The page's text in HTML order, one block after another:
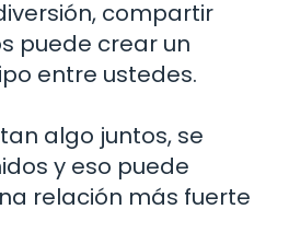
compartir
puede crear un
entre ustedes.
algo juntos, se
y eso puede
relación más fuerte